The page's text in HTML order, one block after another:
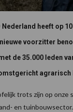
Nederland heeft op
voorzitter
de 35.000 leden
agrarisch
trots zijn op onze
en